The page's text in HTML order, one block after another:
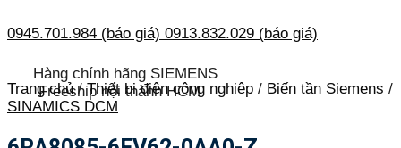
0945.701.984 (báo giá) 0913.832.029 (báo giá)
Hàng chính hãng SIEMENS
Freeship nội thành HCM
Trang chủ / Thiết bị điện công nghiệp / Biến tần Siemens /
SINAMICS DCM